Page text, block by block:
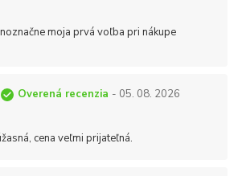
moja prvá voľba pri nákupe
Overená recenzia - 05. 08. 2026
cena veľmi prijateľná.